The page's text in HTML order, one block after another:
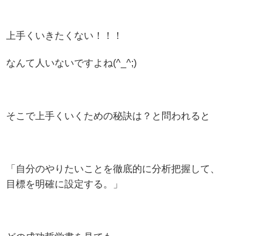
上手くいきたくない！！！
なんて人いないですよね(^_^;)
そこで上手くいくための秘訣は？と問われると
「自分のやりたいことを徹底的に分析把握して、
目標を明確に設定する。」